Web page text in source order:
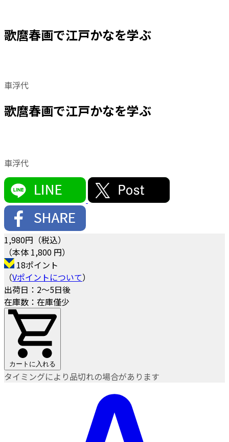
歌麿春画で江戸かなを学ぶ
車浮代
歌麿春画で江戸かなを学ぶ
車浮代
1,980円（税込）
（本体 1,800 円）
18ポイント
（Vポイントについて）
出荷日：2～5日後
在庫数：在庫僅少
カートに入れる
タイミングにより品切れの場合があります